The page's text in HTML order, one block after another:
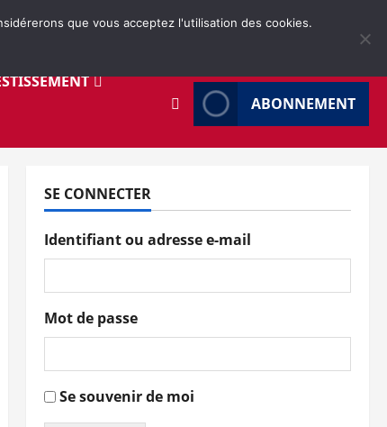
ABONNEMENT
SE CONNECTER
Identifiant ou adresse e-mail
Mot de passe
Se souvenir de moi
que vous acceptez l'utilisation des cookies.